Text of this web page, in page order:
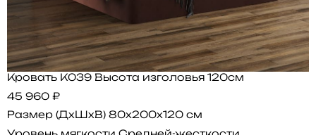
Кровать K039 Высота изголовья 120см
45 960 ₽
Размер (ДхШхВ) 80x200x120 см